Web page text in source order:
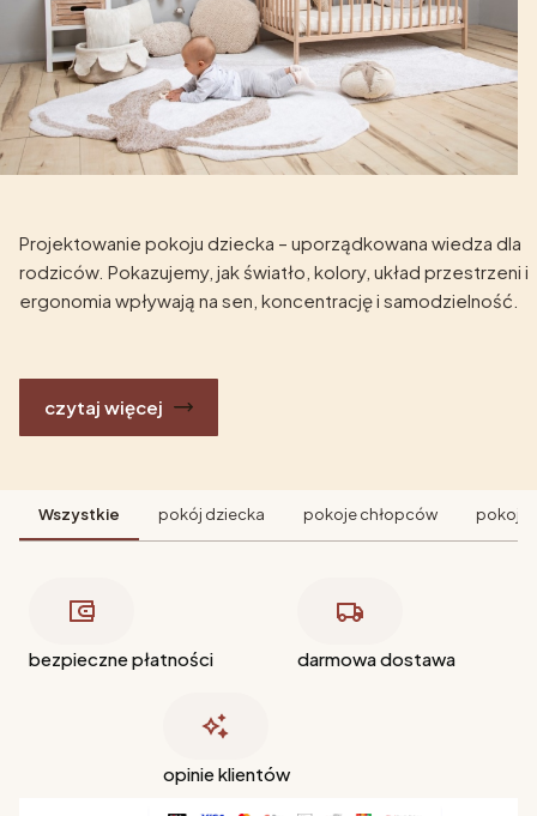
Projektowanie pokoju dziecka – uporządkowana wiedza dla
rodziców. Pokazujemy, jak światło, kolory, układ przestrzeni i
ergonomia wpływają na sen, koncentrację i samodzielność.
czytaj więcej
Wszystkie pokój dziecka pokoje chłopców pokoje
bezpieczne płatności darmowa dostawa
opinie klientów